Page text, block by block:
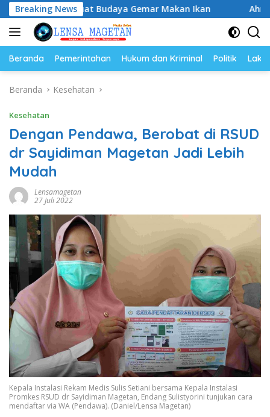
Langsung
ke
konten
Breaking News
Budaya Gemar Makan Ikan Ahmad Setiawan
Beranda Pemerintahan Hukum dan Kriminal Politik
Beranda Kesehatan
Kesehatan
Dengan Pendawa, Berobat di RSUD
dr Sayidiman Magetan Jadi Lebih
Mudah
Lensamagetan
27 Juli 2022
Kepala Instalasi Rekam Medis Sulis Setiani bersama Kepala Instalasi
Promkes RSUD dr Sayidiman Magetan, Endang Sulistyorini tunjukan cara
mendaftar via WA (Pendawa). (Daniel/Lensa Magetan)